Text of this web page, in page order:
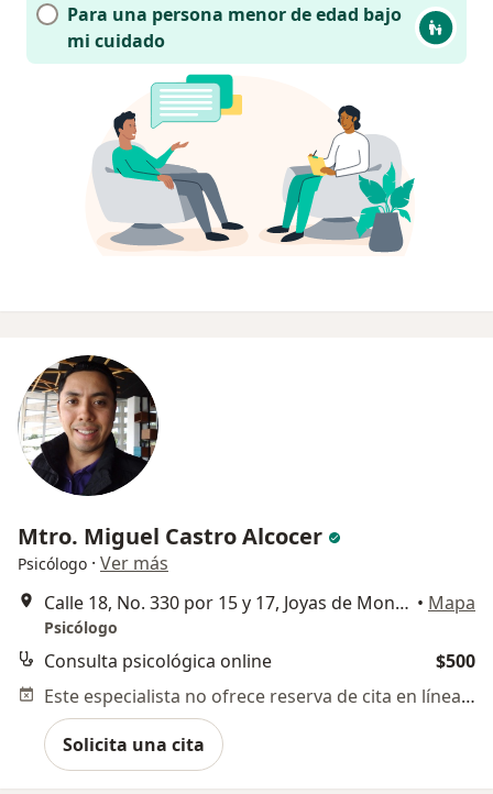
Para una persona menor de edad bajo
mi cuidado
Mtro. Miguel Castro Alcocer
Psicólogo · Ver más
Calle 18, No. 330 por 15 y 17, Joyas de Montebello, • Mapa
Psicólogo
Consulta psicológica online
$500
Este especialista no ofrece reserva de cita en línea en esta dirección.
Solicita una cita